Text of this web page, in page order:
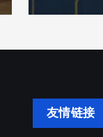
友情链接